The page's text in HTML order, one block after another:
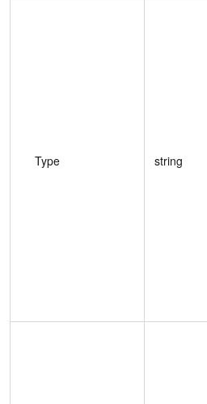
Type string